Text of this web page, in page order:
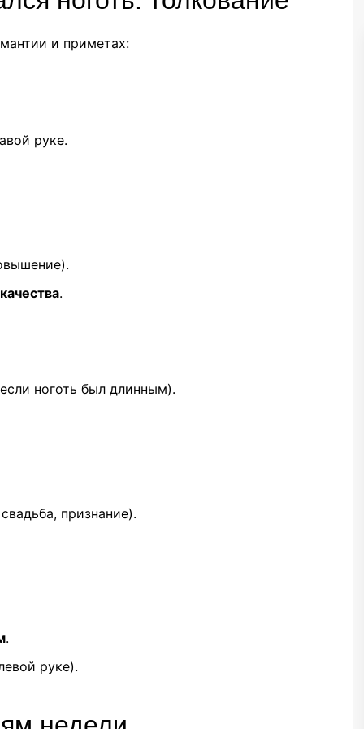
и приметах:
руке.
.
ноготь был длинным).
признание).
.
руке).